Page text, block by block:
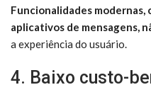
Funcionalidades modernas,
aplicativos de mensagens,
a experiência do usuário.
4. Baixo custo-